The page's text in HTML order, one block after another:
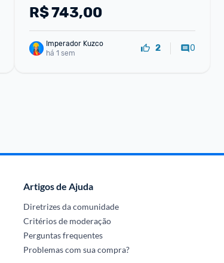
Bivolt
R$743,00
Imperador Kuzco
há 1 sem
2 0
Artigos de Ajuda
Diretrizes da comunidade
Critérios de moderação
Perguntas frequentes
Problemas com sua compra?